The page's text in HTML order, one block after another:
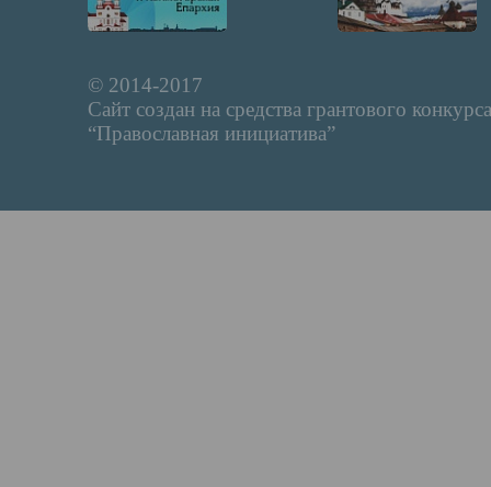
© 2014-2017
Сайт создан на средства грантового конкурса
“Православная инициатива”